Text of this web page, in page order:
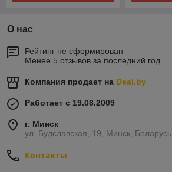
О нас
Рейтинг не сформирован
Менее 5 отзывов за последний год
Компания продает на Deal.by
Работает с 19.08.2009
г. Минск
ул. Будславская, 19, Минск, Беларусь
Контакты